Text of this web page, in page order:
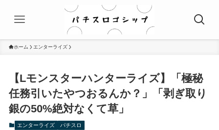
ホーム エンターライズ
【Lモンスターハンターライズ】「極秘
任務引いたやつおるんか？」「剥ぎ取り
銀の50%絶対なくて草」
エンターライズ パチスロ